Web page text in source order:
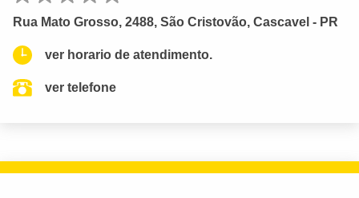
Rua Mato Grosso, 2488, São Cristovão, Cascavel - PR
ver horario de atendimento.
ver telefone